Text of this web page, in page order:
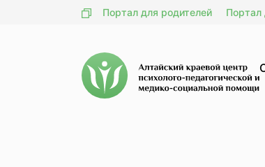
Портал для родителей Портал